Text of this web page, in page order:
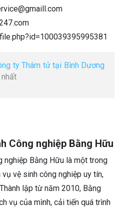
ty Thám tử tại Bình Dương
Công nghiệp Bằng Hữu
nghiệp Bằng Hữu là một trong
vệ sinh công nghiệp uy tín,
lập từ năm 2010, Bằng
vụ của mình, cải tiến quá trình